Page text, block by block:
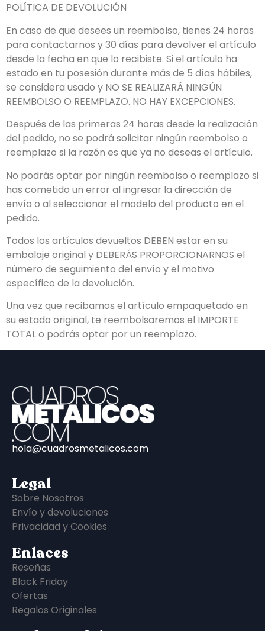
POLÍTICA DE DEVOLUCIÓN
En caso de que desees un reembolso, tienes 24 horas
para contactarnos y 30 días para devolver el artículo
desde la fecha en que lo recibiste. Si el artículo ha
estado en tu posesión durante más de 5 días hábiles,
se considera usado y NO SE REALIZARÁ NINGÚN
REEMBOLSO O REEMPLAZO. NO HAY EXCEPCIONES.
Después de las primeras 24 horas desde la realización
del pedido, no se podrá solicitar ningún reembolso o
reemplazo si la razón es que ya no deseas el artículo.
No podrás optar por ningún reembolso o reemplazo si
has cometido un error al ingresar la dirección de
envío o al seleccionar el modelo del producto en el
pedido.
Todos los artículos devueltos DEBEN estar en su
embalaje original y DEBERÁS PROPORCIONARNOS el
número de seguimiento del envío y el motivo
específico de la devolución.
Una vez que recibamos el artículo empaquetado en
su estado original, te reembolsaremos el IMPORTE
TOTAL o podrás optar por un reemplazo.
hola@cuadrosmetalicos.com
Legal
Sobre Nosotros
Envío y devoluciones
Privacidad y Cookies
Enlaces
Reseñas
Black Friday
Ofertas
Regalos Originales